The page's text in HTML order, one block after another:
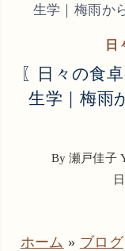
生学｜梅雨か
日
〖日々の食
生学｜梅雨
By 瀬戸佳子
ホーム » ブログ